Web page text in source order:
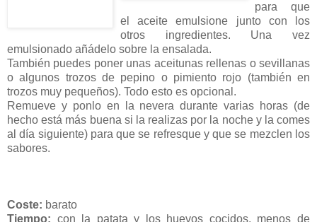
para que
el aceite emulsione junto con los
otros ingredientes. Una vez
emulsionado añádelo sobre la ensalada.
También puedes poner unas aceitunas rellenas o sevillanas
o algunos trozos de pepino o pimiento rojo (también en
trozos muy pequeños). Todo esto es opcional.
Remueve y ponlo en la nevera durante varias horas (de
hecho está más buena si la realizas por la noche y la comes
al día siguiente) para que se refresque y que se mezclen los
sabores.
Coste: barato
Tiempo: con la patata y los huevos cocidos, menos de